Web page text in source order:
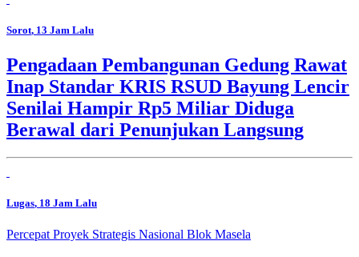
Sorot, 13 Jam Lalu
Pengadaan Pembangunan Gedung Rawat
Inap Standar KRIS RSUD Bayung Lencir
Senilai Hampir Rp5 Miliar Diduga
Berawal dari Penunjukan Langsung
Lugas, 18 Jam Lalu
Percepat Proyek Strategis Nasional Blok Masela